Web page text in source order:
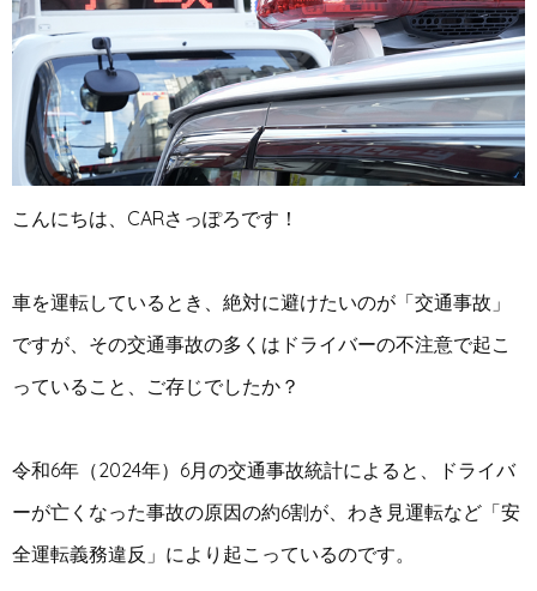
こんにちは、CARさっぽろです！
車を運転しているとき、絶対に避けたいのが「交通事故」
ですが、その交通事故の多くはドライバーの不注意で起こ
っていること、ご存じでしたか？
令和6年（2024年）6月の交通事故統計によると、ドライバ
ーが亡くなった事故の原因の約6割が、わき見運転など「安
全運転義務違反」により起こっているのです。